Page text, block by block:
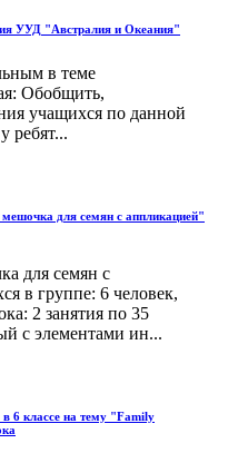
УУД "Австралия и Океания"
в теме
Обобщить,
учащихся по данной
ребят...
мешочка для семян с аппликацией"
для семян с
в группе: 6 человек,
2 занятия по 35
с элементами ин...
в 6 классе на тему "Family